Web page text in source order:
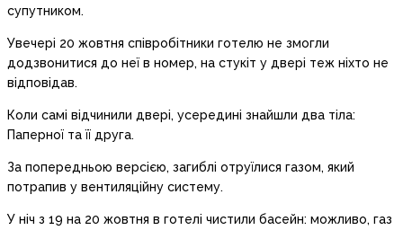
супутником.
Увечері 20 жовтня співробітники готелю не змогли
додзвонитися до неї в номер, на стукіт у двері теж ніхто не
відповідав.
Коли самі відчинили двері, усередині знайшли два тіла:
Паперної та її друга.
За попередньою версією, загиблі отруїлися газом, який
потрапив у вентиляційну систему.
У ніч з 19 на 20 жовтня в готелі чистили басейн: можливо, газ